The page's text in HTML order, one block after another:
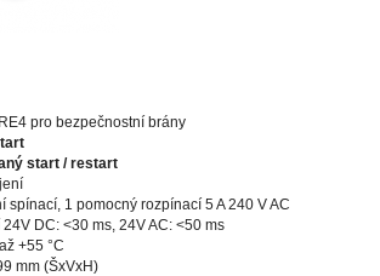
pro bezpečnostní brány
start / restart
spínací, 1 pomocný rozpínací 5 A 240 V AC
DC: <30 ms, 24V AC: <50 ms
+55 °C
mm (ŠxVxH)